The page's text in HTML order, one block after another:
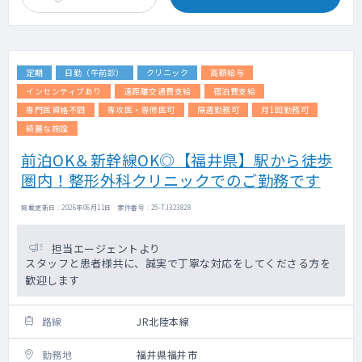
定期 日勤（午前診） クリニック
高額給与
インセンティブあり
遠距離交通費支給
宿泊費支給
専門医資格不問
専攻医・専修医可 隔週勤務可
月1回勤務可
綺麗な施設
前泊OK＆新幹線OK◎【福井県】駅から徒歩
圏内！整形外科クリニックでのご勤務です
掲載更新日 : 2026年06月11日 案件番号 : 25-TJ323828
担当エージェントより
スタッフと患者様共に、誠実で丁寧な対応をしてくださる方を
歓迎します
路線 JR北陸本線
勤務地 福井県福井市